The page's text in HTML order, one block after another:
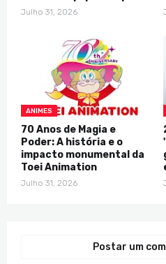
Julho 31, 2026
ANIMES
70 Anos de Magia e
Poder: A história e o
impacto monumental da
Toei Animation
Julho 31, 2026
Postar um